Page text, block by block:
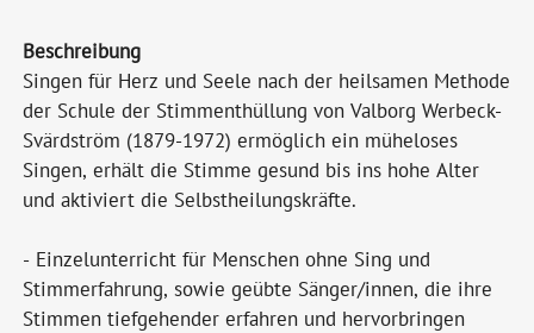
Beschreibung
Singen für Herz und Seele nach der heilsamen Methode
der Schule der Stimmenthüllung von Valborg Werbeck-
Svärdström (1879-1972) ermöglich ein müheloses
Singen, erhält die Stimme gesund bis ins hohe Alter
und aktiviert die Selbstheilungskräfte.
- Einzelunterricht für Menschen ohne Sing und
Stimmerfahrung, sowie geübte Sänger/innen, die ihre
Stimmen tiefgehender erfahren und hervorbringen